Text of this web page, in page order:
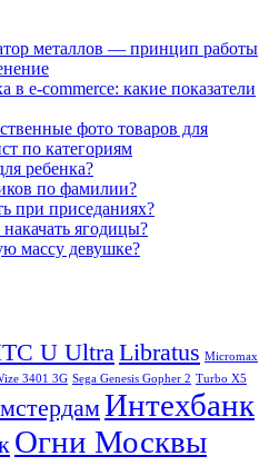
металлов — принцип работы
в e-commerce: какие показатели
фото товаров для
по категориям
ребенка?
по фамилии?
при приседаниях?
ягодицы?
массу девушке?
U UltraLibratus Micromax
3401 3G Sega Genesis Gopher 2 Turbo X5
Интехбанк
Огни Москвы